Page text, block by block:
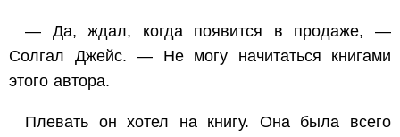
— Да, ждал, когда появится в продаже, —
Солгал Джейс. — Не могу начитаться книгами
этого автора.
Плевать он хотел на книгу. Она была всего